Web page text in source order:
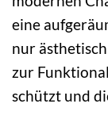
eine
nur
zur
schützt und